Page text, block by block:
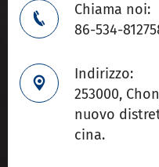

Chiama noi:
86-534-

Indirizzo:
253000,
nuovo
cina.